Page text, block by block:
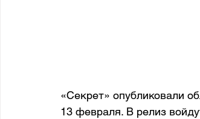
«Секрет» опубликовали
13 февраля. В релиз